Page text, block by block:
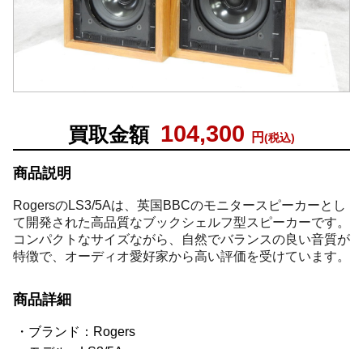
買取金額 104,300 円(税込)
商品説明
RogersのLS3/5Aは、英国BBCのモニタースピーカーとし
て開発された高品質なブックシェルフ型スピーカーです。
コンパクトなサイズながら、自然でバランスの良い音質が
特徴で、オーディオ愛好家から高い評価を受けています。
商品詳細
ブランド：Rogers